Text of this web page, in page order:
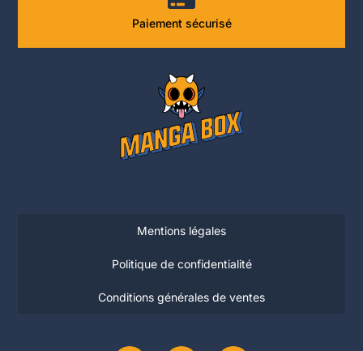
Paiement sécurisé
Mentions légales
Politique de confidentialité
Conditions générales de ventes